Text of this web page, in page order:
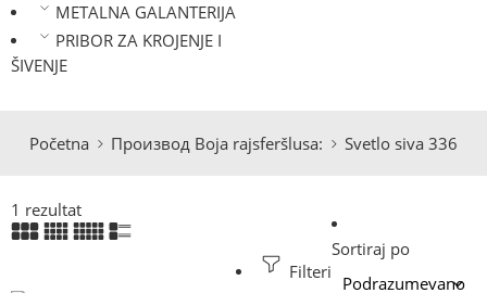
METALNA GALANTERIJA
PRIBOR ZA KROJENJE I
ŠIVENJE
Početna Производ Boja rajsferšlusa: Svetlo siva 336
1 rezultat
Filteri
Sortiraj po